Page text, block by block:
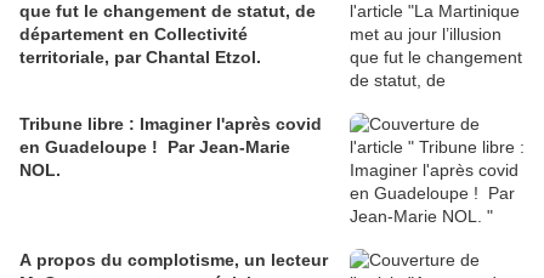
que fut le changement de statut, de
département en Collectivité
territoriale, par Chantal Etzol.
Tribune libre : Imaginer l'après covid
en Guadeloupe ! Par Jean-Marie
NOL.
A propos du complotisme, un lecteur